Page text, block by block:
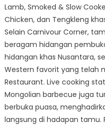
Lamb, Smoked & Slow
Chicken, dan Tengkleng
Selain Carnivour Corner,
beragam hidangan
hidangan khas Nusantara,
Western favorit yang telah
Restaurant. Live cooking
Mongolian barbecue juga
berbuka puasa,
langsung di hadapan tamu.